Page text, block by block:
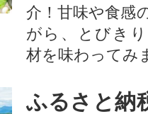
介！甘味や食感
がら、とびき
材を味わってみ
ふるさと納